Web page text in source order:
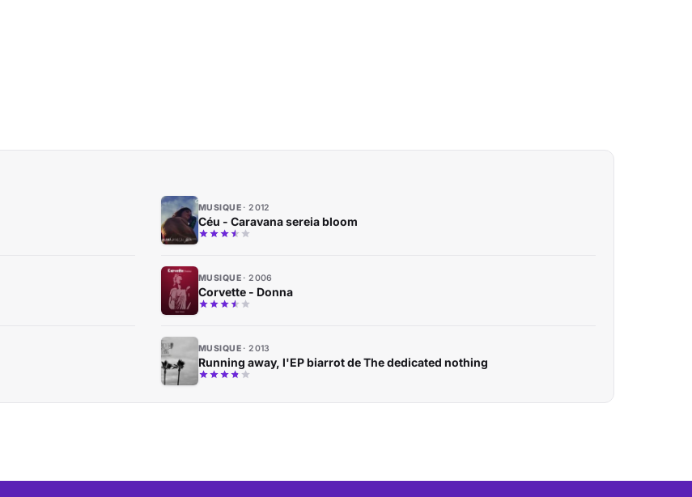
MUSIQUE 2012
Céu - Caravana sereia bloom
MUSIQUE 2006
Corvette - Donna
MUSIQUE 2013
Running away, l'EP biarrot de The dedicated nothing